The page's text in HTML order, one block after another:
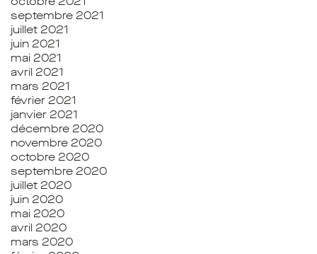
septembre 2021
juillet 2021
juin 2021
mai 2021
avril 2021
mars 2021
février 2021
janvier 2021
décembre 2020
novembre 2020
octobre 2020
septembre 2020
juillet 2020
juin 2020
mai 2020
avril 2020
mars 2020